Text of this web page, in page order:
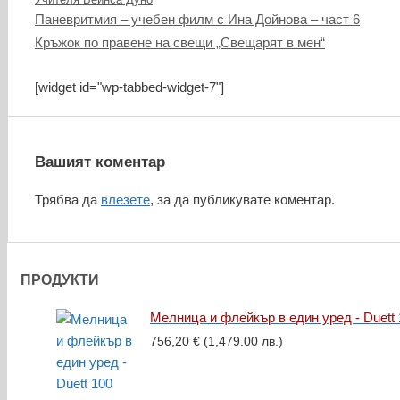
Паневритмия – учебен филм с Ина Дойнова – част 6
Кръжок по правене на свещи „Свещарят в мен“
[widget id="wp-tabbed-widget-7"]
Вашият коментар
Трябва да влезете, за да публикувате коментар.
ПРОДУКТИ
Мелница и флейкър в един уред - Duett
756,20 € (1,479.00 лв.)